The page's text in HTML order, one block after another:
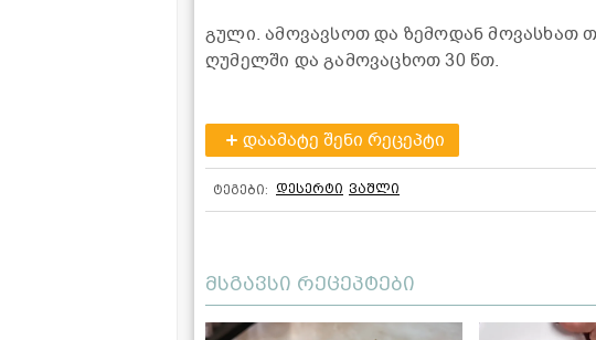
გული. ამოვავსოთ და ზემოდან მოვასხათ
ღუმელში და გამოვაცხოთ 30 წთ.
დაამატე შენი რეცეპტი
ტეგები: დესერტი ვაშლი
მსგავსი რეცეპტები